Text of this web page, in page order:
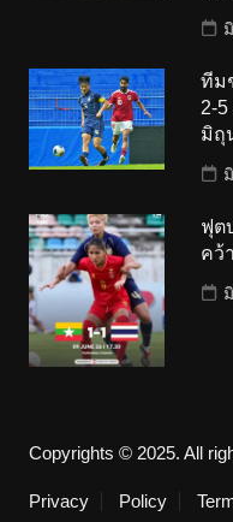
ทีม
2-
มิถุ
ฟุต
คว้
Copyrights © 2025. All
Privacy Policy